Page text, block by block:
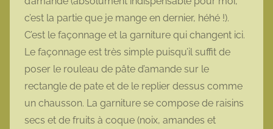
c’est la partie que je mange en dernier, héhé !).
C’est le façonnage et la garniture qui changent ici.
Le façonnage est très simple puisqu’il suffit de
poser le rouleau de pâte d’amande sur le
rectangle de pate et de le replier dessus comme
un chausson. La garniture se compose de raisins
secs et de fruits à coque (noix, amandes et